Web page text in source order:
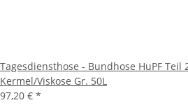
Tagesdiensthose - Bundhose HuPF Teil
Kermel/Viskose Gr. 50L
97,20 € *